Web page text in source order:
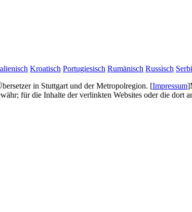
Kroatisch Portugiesisch Rumänisch Russisch
in Stuttgart und der Metropolregion. [Impressum]
für die Inhalte der verlinkten Websites oder die dort